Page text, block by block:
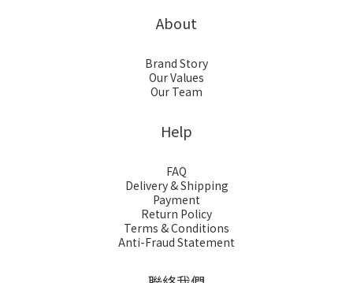
About
Brand Story
Our Values
Our Team
Help
FAQ
Delivery & Shipping
Payment
Return Policy
Terms & Conditions
Anti-Fraud Statement